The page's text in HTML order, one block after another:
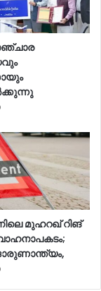
മുഹറഖ് റിങ്